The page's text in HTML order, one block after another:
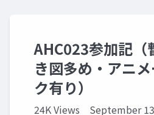
AHC023参加記（
き図多め・アニ
ク有り）
24K Views September